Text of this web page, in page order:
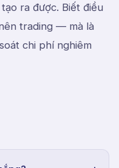
ra được. Biết điều
trading — mà là
chi phí nghiêm